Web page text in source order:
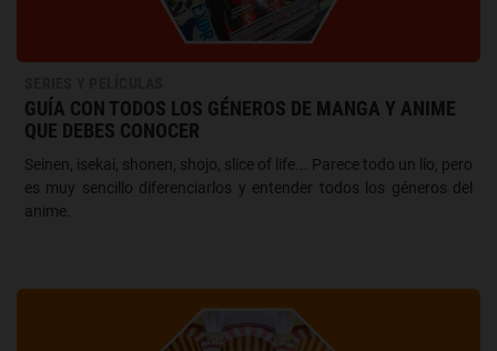
GUÍA CON TODOS LOS GÉNEROS DE MANGA Y ANIME
QUE DEBES CONOCER
Seinen, isekai, shonen, shojo, slice of life... Parece todo un lío, pero
es muy sencillo diferenciarlos y entender todos los géneros del
anime.